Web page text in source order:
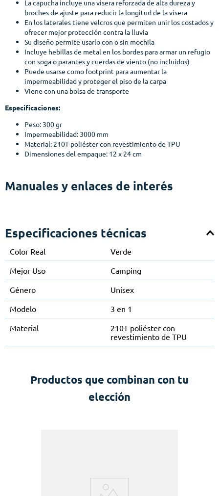
La capucha incluye una visera reforzada de alta dureza y
broches de ajuste para reducir la longitud de la visera
En los laterales tiene velcros que permiten unir los costados y
ofrecer mejor protección contra la lluvia
Su diseño permite usarlo con o sin mochila
Incluye hebillas de metal en los bordes para armar un refugio
con soga o parantes y cuerdas de viento (no incluidos)
Puede usarse como footprint para aumentar la
impermeabilidad y proteger el piso de la carpa
Viene con una bolsa de transporte
Especificaciones:
Peso: 300 gr
Impermeabilidad: 3000 mm
Material: 210T poliéster con revestimiento de TPU
Dimensiones del empaque: 12 x 24 cm
Manuales y enlaces de interés
Especificaciones técnicas
Color Real
Verde
Mejor Uso
Camping
Género
Unisex
Modelo
3 en 1
Material
210T poliéster con
revestimiento de TPU
Productos que combinan con tu
elección